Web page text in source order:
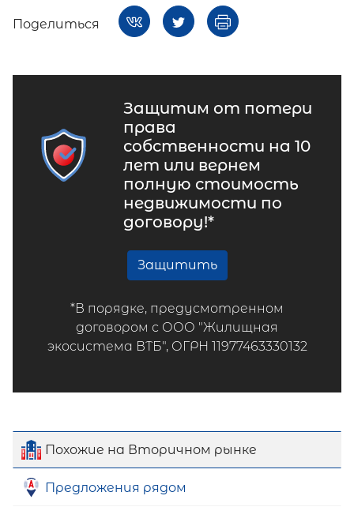
Поделиться
Защитим от потери
права
собственности на 10
лет или вернем
полную стоимость
недвижимости по
договору!*
Защитить
*В порядке, предусмотренном
договором с ООО "Жилищная
экосистема ВТБ", ОГРН 11977463330132
Похожие на Вторичном рынке
Предложения рядом